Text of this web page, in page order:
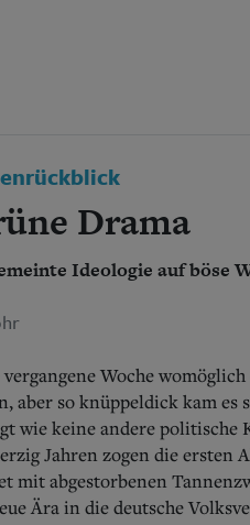
Ausgabe
Login
werden
und finden
Drama
Ideologie auf
Woche
aber so knüppeldick kam
wie keine andere politische
Jahren zogen die ersten
mit abgestorbenen
Ära in die deutsche